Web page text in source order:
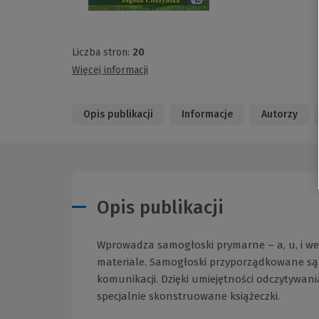
Liczba stron: 20
Więcej informacji
Opis publikacji Informacje Autorzy
Opis publikacji
Wprowadza samogłoski prymarne – a, u, i
materiale. Samogłoski przyporządkowane
komunikacji. Dzięki umiejętności
specjalnie skonstruowane książeczki.